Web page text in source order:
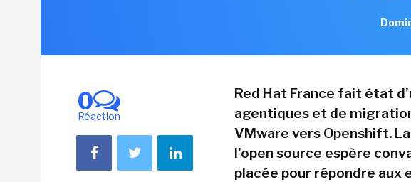
0
Réaction
Red Hat France fait état
agentiques et de
VMware vers Openshift.
l'open source espère
placée pour répondre aux